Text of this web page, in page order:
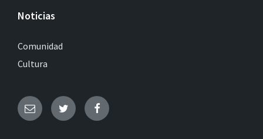
Noticias
Comunidad
Cultura